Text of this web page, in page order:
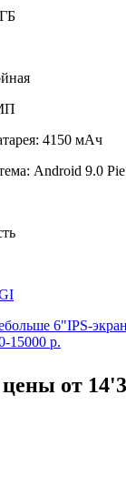
4150 мАч
Android 9.0 Pie
больше 6"IPS-экран
15000 р.
от